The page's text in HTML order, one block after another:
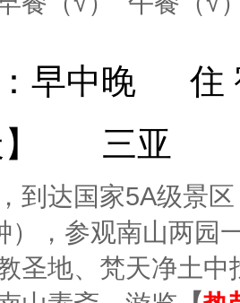
早中晚 住
三亚
到达国家5A级景区
），参观南山两园
圣地、梵天净土